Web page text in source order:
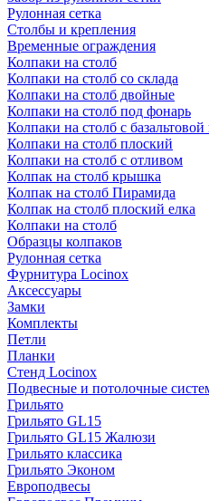
Рулонная сетка
Столбы и крепления
Временные ограждения
Колпаки на столб
Колпаки на столб со склада
Колпаки на столб двoйные
Колпаки на столб под фонарь
Колпаки на столб с
Колпаки на столб плоский
Колпаки на столб с отливом
Колпак на столб крышка
Колпак на столб Пирамида
Колпак на столб плоский елка
Колпаки на столб
Образцы колпаков
Рулонная сетка
Фурнитура Locinox
Аксессуары
Замки
Комплекты
Петли
Планки
Стенд Locinox
Подвесные и потолочные
Грильято
Грильято GL15
Грильято GL15 Жалюзи
Грильято классика
Грильято Эконом
Европодвесы